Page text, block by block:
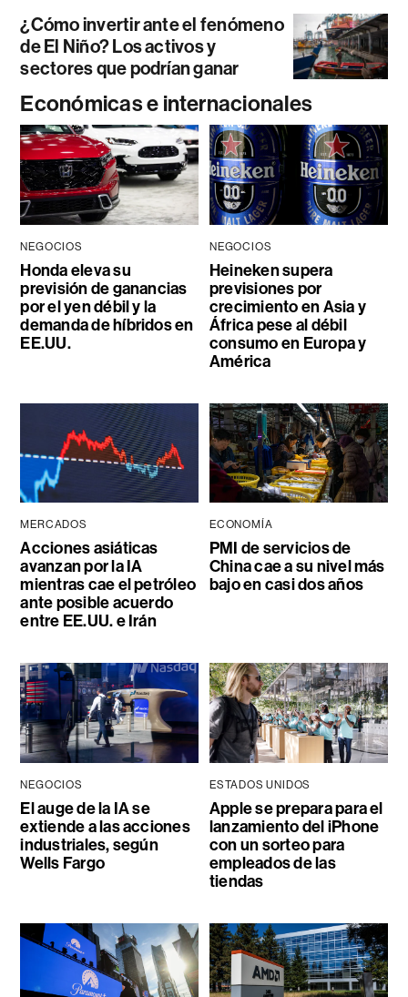
¿Cómo invertir ante el fenómeno
de El Niño? Los activos y
sectores que podrían ganar
Económicas e internacionales
NEGOCIOS
Honda eleva su
previsión de ganancias
por el yen débil y la
demanda de híbridos en
EE.UU.
NEGOCIOS
Heineken supera
previsiones por
crecimiento en Asia y
África pese al débil
consumo en Europa y
América
MERCADOS
Acciones asiáticas
avanzan por la IA
mientras cae el petróleo
ante posible acuerdo
entre EE.UU. e Irán
ECONOMÍA
PMI de servicios de
China cae a su nivel más
bajo en casi dos años
NEGOCIOS
El auge de la IA se
extiende a las acciones
industriales, según
Wells Fargo
ESTADOS UNIDOS
Apple se prepara para el
lanzamiento del iPhone
con un sorteo para
empleados de las
tiendas